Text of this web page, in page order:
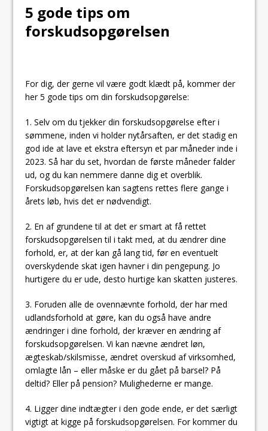
5 gode tips om
forskudsopgørelsen
For dig, der gerne vil være godt klædt på, kommer der
her 5 gode tips om din forskudsopgørelse:
1. Selv om du tjekker din forskudsopgørelse efter i
sømmene, inden vi holder nytårsaften, er det stadig en
god ide at lave et ekstra eftersyn et par måneder inde i
2023. Så har du set, hvordan de første måneder falder
ud, og du kan nemmere danne dig et overblik.
Forskudsopgørelsen kan sagtens rettes flere gange i
årets løb, hvis det er nødvendigt.
2. En af grundene til at det er smart at få rettet
forskudsopgørelsen til i takt med, at du ændrer dine
forhold, er, at der kan gå lang tid, før en eventuelt
overskydende skat igen havner i din pengepung. Jo
hurtigere du er ude, desto hurtige kan skatten justeres.
3. Foruden alle de ovennævnte forhold, der har med
udlandsforhold at gøre, kan du også have andre
ændringer i dine forhold, der kræver en ændring af
forskudsopgørelsen. Vi kan nævne ændret løn,
ægteskab/skilsmisse, ændret overskud af virksomhed,
omlagte lån – eller måske er du gået på barsel? På
deltid? Eller på pension? Mulighederne er mange.
4. Ligger dine indtægter i den gode ende, er det særligt
vigtigt at kigge på forskudsopgørelsen. For kommer du